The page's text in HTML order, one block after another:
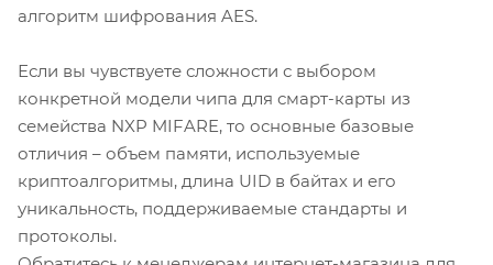
алгоритм шифрования AES.
Если вы чувствуете сложности с выбором
конкретной модели чипа для смарт-карты из
семейства NXP MIFARE, то основные базовые
отличия – объем памяти, используемые
криптоалгоритмы, длина UID в байтах и его
уникальность, поддерживаемые стандарты и
протоколы.